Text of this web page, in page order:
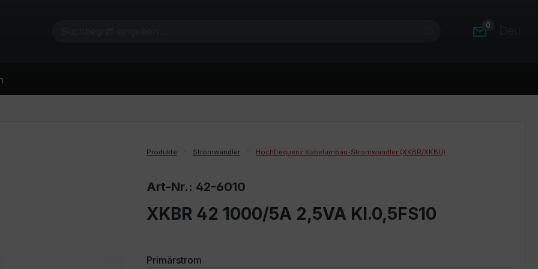
0
Produkte Stromwandler Hochfrequenz Kabelumbau-Stromwandler (XKBR/XKBU)
Art-Nr.: 42-6010
XKBR 42 1000/5A 2,5VA Kl.0,5FS10
Primärstrom